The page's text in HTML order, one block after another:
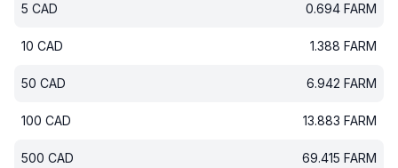
5 CAD 0.694 FARM
10 CAD 1.388 FARM
50 CAD 6.942 FARM
100 CAD 13.883 FARM
500 CAD 69.415 FARM